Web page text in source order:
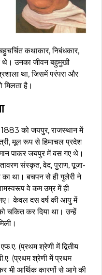
बहुचर्चित कथाकार, निबंधकार,
थे। उनका जीवन बहुमुखी
था, जिसमें परंपरा और
है।
1883 को जयपुर, राजस्थान में
मूल रूप से हिमाचल प्रदेश
पाकर जयपुर में बस गए थे।
संस्कृत, वेद, पुराण, पूजा-
का था। बचपन से ही गुलेरी ने
वे कम उम्र में ही
केवल दस वर्ष की आयु में
चकित कर दिया था। उन्हें
(प्रथम श्रेणी में द्वितीय
(प्रथम श्रेणी में प्रथम
भी आर्थिक कारणों से आगे की